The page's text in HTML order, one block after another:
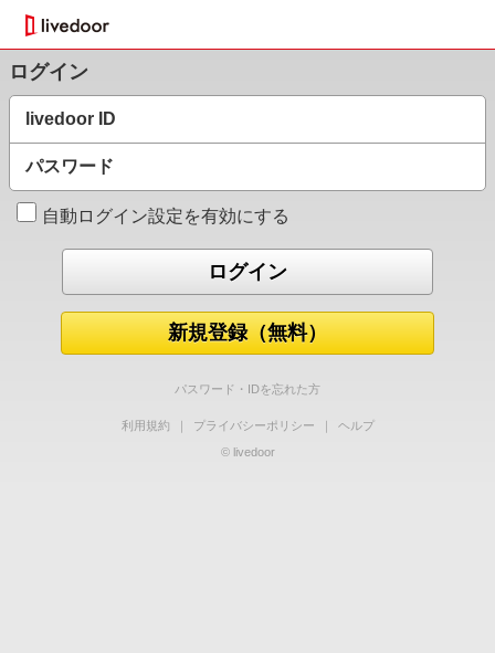
ログイン
livedoor ID
パスワード
自動ログイン設定を有効にする
新規登録（無料）
パスワード・IDを忘れた方
利用規約 ｜ プライバシーポリシー ｜
ヘルプ
© livedoor